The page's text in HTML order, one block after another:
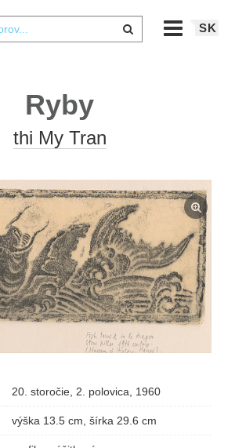
SK
Ryby
thi My Tran
20. storočie, 2. polovica, 1960
výška 13.5 cm, šírka 29.6 cm